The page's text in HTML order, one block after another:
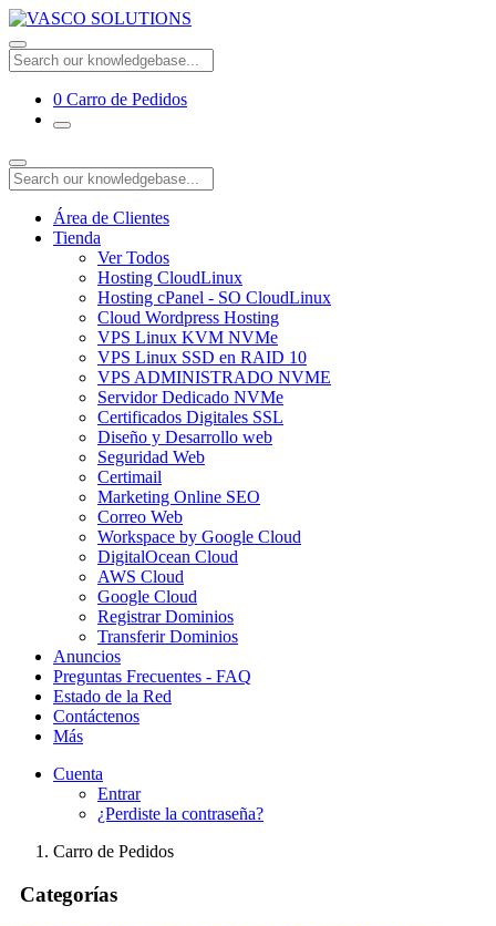
0 Carro de Pedidos
Área de Clientes
Tienda
Ver Todos
Hosting CloudLinux
Hosting cPanel - SO CloudLinux
Cloud Wordpress Hosting
VPS Linux KVM NVMe
VPS Linux SSD en RAID 10
VPS ADMINISTRADO NVME
Servidor Dedicado NVMe
Certificados Digitales SSL
Diseño y Desarrollo web
Seguridad Web
Certimail
Marketing Online SEO
Correo Web
Workspace by Google Cloud
DigitalOcean Cloud
AWS Cloud
Google Cloud
Registrar Dominios
Transferir Dominios
Anuncios
Preguntas Frecuentes - FAQ
Estado de la Red
Contáctenos
Más
Cuenta
Entrar
¿Perdiste la contraseña?
Carro de Pedidos
Categorías